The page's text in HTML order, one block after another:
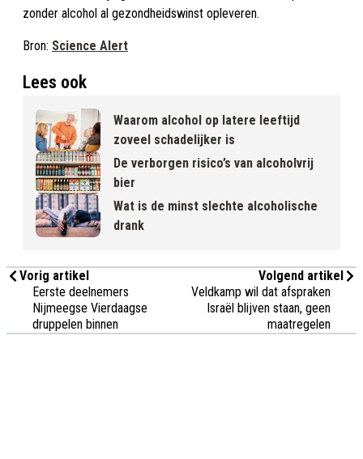
zonder alcohol al gezondheidswinst opleveren.
Bron: Science Alert
Lees ook
Waarom alcohol op latere leeftijd
zoveel schadelijker is
De verborgen risico’s van alcoholvrij
bier
Wat is de minst slechte alcoholische
drank
Vorig artikel
Eerste deelnemers
Nijmeegse Vierdaagse
druppelen binnen
Volgend artikel
Veldkamp wil dat afspraken
Israël blijven staan, geen
maatregelen